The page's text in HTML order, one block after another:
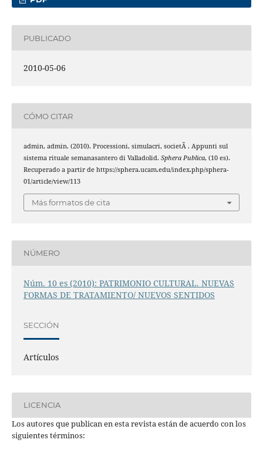
PUBLICADO
2010-05-06
CÓMO CITAR
admin, admin. (2010). Processioni, simulacri, societÃ . Appunti sul
sistema rituale semanasantero di Valladolid. Sphera Publica, (10 es).
Recuperado a partir de https://sphera.ucam.edu/index.php/sphera-
01/article/view/113
Más formatos de cita
NÚMERO
Núm. 10 es (2010): PATRIMONIO CULTURAL. NUEVAS
FORMAS DE TRATAMIENTO/ NUEVOS SENTIDOS
SECCIÓN
Artículos
LICENCIA
Los autores que publican en esta revista están de acuerdo con los
siguientes términos: